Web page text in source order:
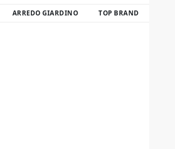
ARREDO GIARDINO TOP BRAND